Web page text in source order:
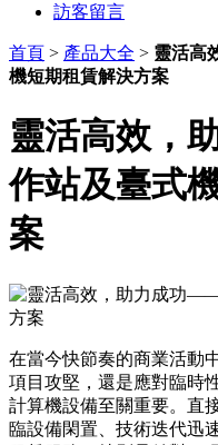
訪客留言
首頁 > 產品大全 > 靈活高
機短期租賃解決方案
靈活高效，
作站及臺式
案
在當今快節奏的商業活動
項目攻堅，還是應對臨時
計算機設備至關重要。直
臨設備閑置、技術迭代迅